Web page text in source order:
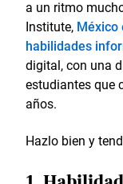
a un ritmo
Institute, México
habilidades
digital, con una
estudiantes que
años.
Hazlo bien y